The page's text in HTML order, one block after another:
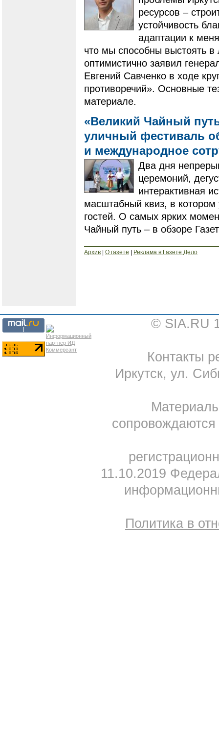
ресурсов –
устойчивость
адаптации к
что мы способны выстоять
оптимистично заявил
Евгений Савченко в ходе
противоречий». Основные
материале.
«Великий Чайный
уличный фестиваль
и международное
Два дня
церемоний,
интерактивная
масштабный квиз, в
гостей. О самых ярких
Чайный путь – в обзоре
Архив О газете Реклама в Газете Дело
© SIA.RU
Контакты
Иркутск, ул.
11.10.2019
Политика в